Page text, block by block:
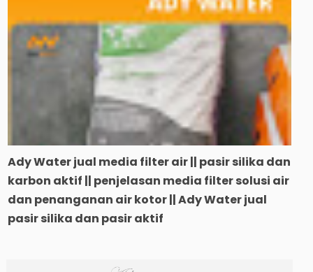
Ady Water jual media filter air || pasir silika dan
karbon aktif || penjelasan media filter solusi air
dan penanganan air kotor || Ady Water jual
pasir silika dan pasir aktif